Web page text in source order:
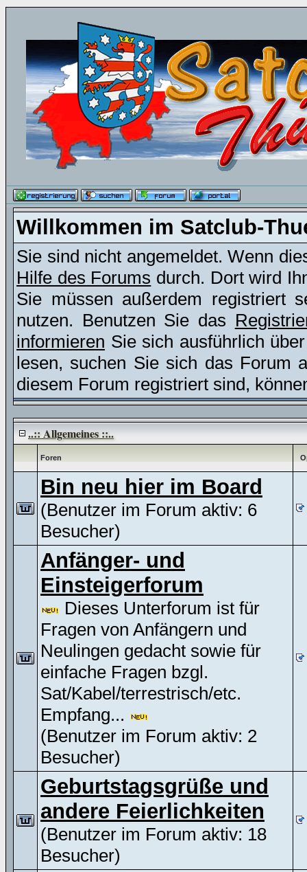
Willkommen im Satclub-
Sie sind nicht angemeldet. Wenn
Hilfe des Forums durch. Dort wird
Sie müssen außerdem registriert
nutzen. Benutzen Sie das
informieren Sie sich ausführlich
lesen, suchen Sie sich das Forum
diesem Forum registriert sind,
..:: Allgemeines ::..
Foren
Bin neu hier im Board
(Benutzer im Forum aktiv: 6
Besucher)
Anfänger- und
Einsteigerforum
Dieses Unterforum ist für
Fragen von Anfängern und
Neulingen gedacht sowie für
einfache Fragen bzgl.
Sat/Kabel/terrestrisch/etc.
Empfang...
(Benutzer im Forum aktiv: 2
Besucher)
Geburtstagsgrüße und
andere Feierlichkeiten
(Benutzer im Forum aktiv: 18
Besucher)